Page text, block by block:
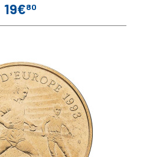
Prix
19€80